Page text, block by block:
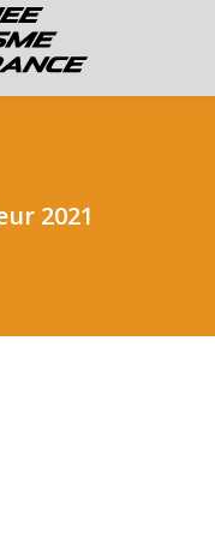
2021